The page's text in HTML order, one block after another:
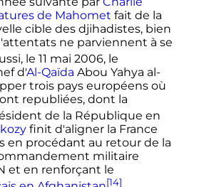
de Mahomet fait de la
cible des djihadistes, bien
ne parviennent à se
le 11 mai 2006, le
d'Al-Qaïda Abou Yahya al-
trois pays européens où
republiées, dont la
de la République en
finit d'aligner la France
en procédant au retour de la
militaire
et en renforçant le
[14]